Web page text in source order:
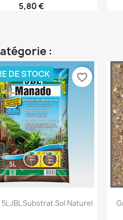
5,80 €
:
Aperçu rapide
5L JBL Substrat Sol Naturel
DE STOCK favorite_border